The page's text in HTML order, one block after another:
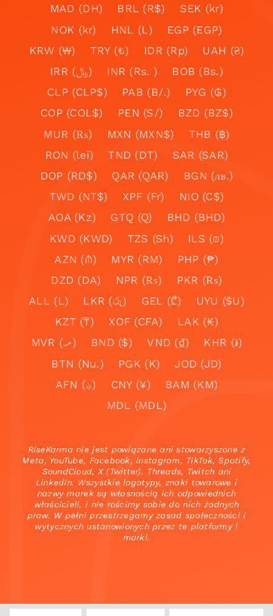
MAD (DH)
BRL (R$)
SEK (kr)
NOK (kr)
HNL (L)
EGP (EGP)
KRW (₩)
TRY (₺) IDR (Rp)
UAH (₴)
IRR (﷼)
INR (Rs. )
BOB (Bs.)
CLP (CLP$)
PAB (B/.)
PYG (₲)
COP (COL$)
PEN (S/)
BZD (BZ$)
MUR (₨)
MXN (MXN$)
THB (฿)
RON (lei)
TND (DT)
SAR (SAR)
DOP (RD$)
QAR (QAR)
BGN (лв.)
TWD (NT$)
XPF (Fr)
NIO (C$)
AOA (Kz)
GTQ (Q)
BHD (BHD)
KWD (KWD)
TZS (Sh)
ILS (₪)
AZN (₼)
MYR (RM)
PHP (₱)
DZD (DA)
NPR (₨)
PKR (₨)
ALL (L)
LKR (රු) GEL (₾)
UYU ($U)
KZT (₸)
XOF (CFA)
LAK (₭)
MVR (.ރ)
BND ($) VND (₫)
KHR (៛)
BTN (Nu.)
PGK (K)
JOD (JD)
AFN (؋)
CNY (¥)
BAM (KM)
MDL (MDL)
RiseKarma nie jest powiązane ani stowarzyszone z
Meta, YouTube, Facebook, Instagram, TikTok, Spotify,
SoundCloud, X (Twitter), Threads, Twitch ani
LinkedIn. Wszystkie logotypy, znaki towarowe i
nazwy marek są własnością ich odpowiednich
właścicieli, i nie rościmy sobie do nich żadnych
praw. W pełni przestrzegamy zasad społeczności i
wytycznych ustanowionych przez te platformy i
marki.